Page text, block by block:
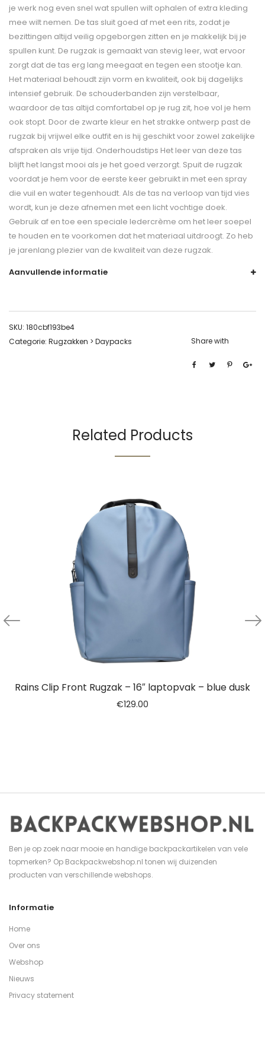
je werk nog even snel wat spullen wilt ophalen of extra kleding
mee wilt nemen. De tas sluit goed af met een rits, zodat je
bezittingen altijd veilig opgeborgen zitten en je makkelijk bij je
spullen kunt. De rugzak is gemaakt van stevig leer, wat ervoor
zorgt dat de tas erg lang meegaat en tegen een stootje kan.
Het materiaal behoudt zijn vorm en kwaliteit, ook bij dagelijks
intensief gebruik. De schouderbanden zijn verstelbaar,
waardoor de tas altijd comfortabel op je rug zit, hoe vol je hem
ook stopt. Door de zwarte kleur en het strakke ontwerp past de
rugzak bij vrijwel elke outfit en is hij geschikt voor zowel zakelijke
afspraken als vrije tijd. Onderhoudstips Het leer van deze tas
blijft het langst mooi als je het goed verzorgt. Spuit de rugzak
voordat je hem voor de eerste keer gebruikt in met een spray
die vuil en water tegenhoudt. Als de tas na verloop van tijd vies
wordt, kun je deze afnemen met een licht vochtige doek.
Gebruik af en toe een speciale ledercrème om het leer soepel
te houden en te voorkomen dat het materiaal uitdroogt. Zo heb
je jarenlang plezier van de kwaliteit van deze rugzak.
Aanvullende informatie
SKU: 180cbf193be4
Categorie: Rugzakken > Daypacks Share with
Related Products
Rains Clip Front Rugzak – 16″ laptopvak – blue dusk
€129.00
Ben je op zoek naar mooie en handige backpackartikelen van vele
topmerken? Op Backpackwebshop.nl tonen wij duizenden
producten van verschillende webshops.
Informatie
Home
Over ons
Webshop
Nieuws
Privacy statement